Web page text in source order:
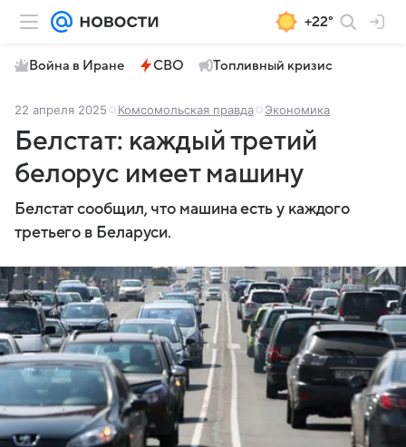
+22°
Война в Иране СВО Топливный кризис
22 апреля 2025 Комсомольская правда Экономика
Белстат: каждый третий
белорус имеет машину
Белстат сообщил, что машина есть у каждого
третьего в Беларуси.